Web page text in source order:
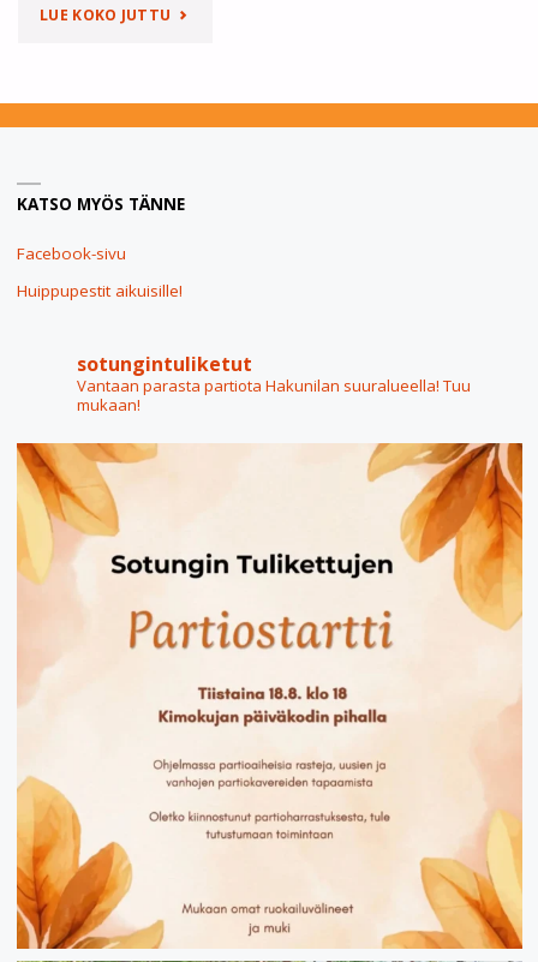
LUE KOKO JUTTU "PARTIOSYKSY
ALKANUT!"
KATSO MYÖS TÄNNE
Facebook-sivu
Huippupestit aikuisille!
sotungintuliketut
Vantaan parasta partiota Hakunilan suuralueella! Tuu
mukaan!